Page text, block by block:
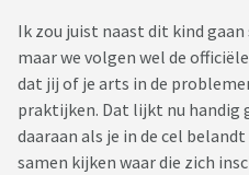
Ik zou juist naast dit kind
maar we volgen wel de
dat jij of je arts in de
praktijken. Dat lijkt nu handig
daaraan als je in de cel
samen kijken waar die zich